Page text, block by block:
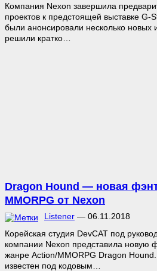
Компания Nexon завершила
проектов к предстоящей выставке G-
были анонсировали несколько новых
решили кратко…
Dragon Hound — новая
MMORPG от Nexon
Listener — 06.11.2018
Корейская студия DevCAT под
компании Nexon представила новую
жанре Action/MMORPG Dragon
известен под кодовым…